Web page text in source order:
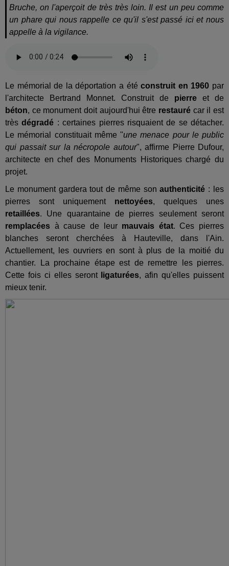
Bruche, on l'aperçoit de très très loin. Il est un peu comme
un phare qui nous rappelle ce qu'il s'est passé ici et nous
appelle à la vigilance.
Le mémorial de la déportation a étéconstruit en 1960 par
l'architecte Bertrand Monnet. Construit de pierre et de
béton, ce monument doit aujourd'hui être restauré car il est
trèsdégradé : certaines pierres risquaient de se détacher.
Le mémorial constituait même "une menace pour le public
qui passait sur la nécropole autour", affirme Pierre Dufour,
architecte en chef des Monuments Historiques chargé du
projet.
Le monument gardera tout de même sonauthenticité : les
pierres sont uniquement nettoyées, quelques unes
retaillées. Une quarantaine de pierres seulement seront
remplacées à cause de leur mauvais état. Ces pierres
blanches seront cherchées à Hauteville, dans l'Ain.
Actuellement, les ouvriers en sont à plus de la moitié du
chantier. La prochaine étape est de remettre les pierres.
Cette fois ci elles seront ligaturées, afin qu'elles puissent
mieux tenir.